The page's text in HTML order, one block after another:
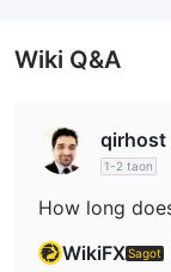
Wiki Q&A
qirhost
1-2 taon
WikiFXSagot